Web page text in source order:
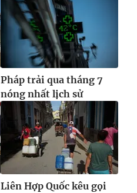
Pháp trải qua tháng 7
nóng nhất lịch sử
Liên Hợp Quốc kêu gọi